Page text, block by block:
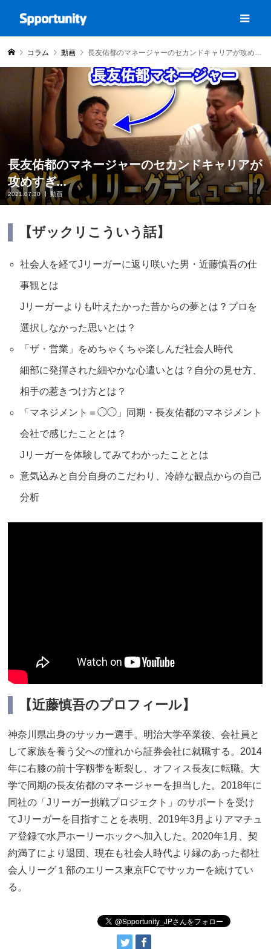
コラム 動画 長友佑都のマネージャーのセカンドキャリアが攻めすぎ…
長友佑都のマネージャーのセカンドキャリアが
攻めすぎ…
2021.07.30 動画
【ザックリこういう話】
社会人を経てJリーガーに返り咲いた男・近藤慎吾の仕
事観とは
Jリーガーよりも叶えたかった昔からの夢とは？プロを
選択しなかった思いとは？
「ザ・営業」をめちゃくちゃ楽しんだ社会人時代
細部に発揮された細やかな心遣いとは？自分の見せ方、
相手の惹きつけ方とは？
「マネジメント＝◯◯」同期・長友佑都のマネジメント
会社で感じたこととは？
Jリーガーを体験してみてわかったこととは
意気込みと自分自身のこだわり、冷静な観点からの自己
分析
【近藤慎吾のプロフィール】
神奈川県出身のサッカー選手。明治大学卒業後、会社員と
して家族を養う父への憧れから証券会社に就職する。2014
年に右膝の前十字靱帯を断裂し、オフィス長友に転職。大
学で同期の長友佑都のマネージャーを担当した。2018年に
同社の「Jリーガー挑戦プロジェクト」のサポートを受け
てJリーガーを目指すことを表明、2019年3月よりアマチュ
ア登録で水戸ホーリーホックへ加入した。2020年1月、契
約満了により退団、現在も社会人時代より縁のあった都社
会人リーグ１部のエリース東京FCでサッカーを続けてい
る。